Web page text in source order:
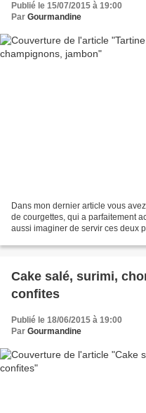
Publié le 15/07/2015 à 19:00
Par Gourmandine
Dans mon dernier article vous
de courgettes, qui a parfaitement
aussi imaginer de servir ces deux
Cake salé, surimi,
confites
Publié le 18/06/2015 à 19:00
Par Gourmandine